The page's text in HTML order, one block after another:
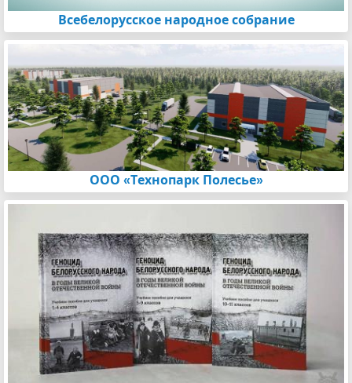
Всебелорусское народное собрание
ООО «Технопарк Полесье»